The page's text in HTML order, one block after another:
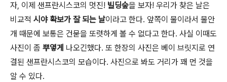
자, 이제 샌프란시스코의 멋진! 빌딩숲을 보자! 우리가 찾은 날은
비교적 시야 확보가 잘 되는 날이라고 한다. 앞쪽이 물이라서 물안
개 때문에 보통은 건묻을 또렷하게 볼 수 없다고 한다. 사실 이때도
사진이 좀 뿌옇게 나오긴했다. 또 한장의 사진은 베이 브릿지로 연
결된 샌프란시스코의 모습이다. 사진으로 봐도 거리가 꽤 먼 것을
알 수 있다.